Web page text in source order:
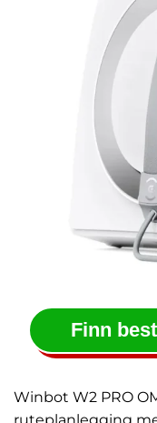
Finn
Winbot W2 PRO